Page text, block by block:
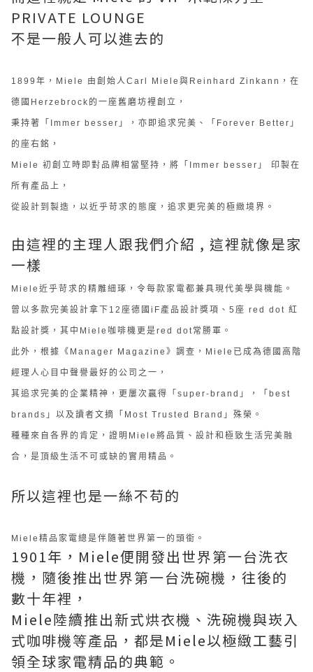
PRIVATE LOUNGE
不是一般人可以進去的
1899年，Miele 由創始人Carl Miele與Reinhard Zinkann，在
德國Herzebrock的一座舊磨坊裡創立，
秉持著「Immer besser」，亦即追求完美、「Forever Better」
的座右銘，
Miele 初創立時即對品牌相當堅持，將「Immer besser」 印製在
所有產品上，
從設計到製造，以近乎苛求的態度，追求更完美的極緻境界。
由這裡的主理人跟我們介紹 , 這裡就像是家
一樣
Miele近乎苛求的精雕細琢，令每款家電都兼具現代美學與機能。
曾以多款完美設計拿下12座德國iF產品設計獎項、5座 red dot 紅
點設計獎，其中Miele咖啡機更是red dot常勝軍。
此外，根據《Manager Magazine》調查，Miele已成為德國高階
經理人心目中聲譽最好的公司之一，
其追求完美的企業精神，更屢次贏得「super-brand」，「best
brands」以及讀者文摘「Most Trusted Brand」殊榮。
種種來自各界的肯定，證明Miele將品質、設計和極致生活完美融
合，是頂級生活不可或缺的實用精品。
所以這裡也是一絲不苟的
Miele精品家電總是伴隨著世界第一的頭銜。
1901年，Miele便開發出世界第一台洗衣
機，隨後推出世界第一台洗碗機，往後的
數十年裡，
Miele陸續推出新式烘衣機、洗碗機與崁入
式咖啡機等產品，都是Miele以極緻工藝引
領全球家電精品的典範。